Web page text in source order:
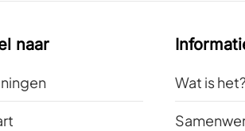
naar
Wat is